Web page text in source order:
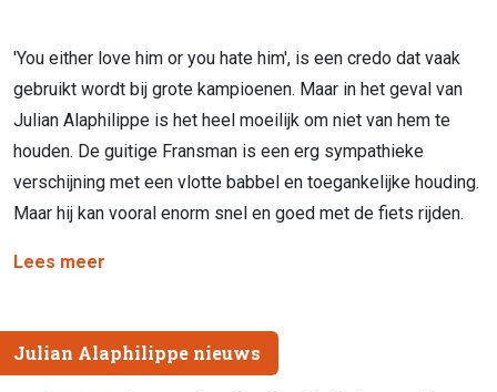
'You either love him or you hate him', is een credo dat vaak
gebruikt wordt bij grote kampioenen. Maar in het geval van
Julian Alaphilippe is het heel moeilijk om niet van hem te
houden. De guitige Fransman is een erg sympathieke
verschijning met een vlotte babbel en toegankelijke houding.
Maar hij kan vooral enorm snel en goed met de fiets rijden.
Lees meer
Julian Alaphilippe nieuws